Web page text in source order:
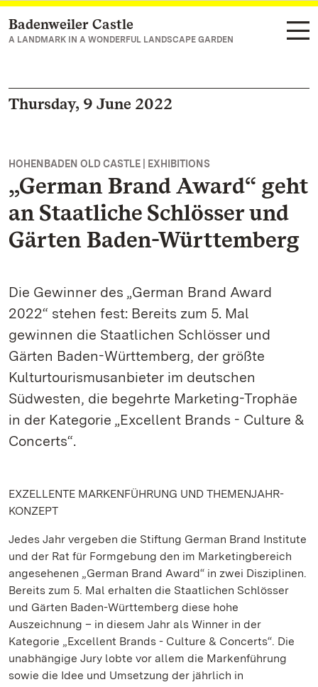
Navigate to main page
Badenweiler Castle
A LANDMARK IN A WONDERFUL LANDSCAPE GARDEN
Thursday, 9 June 2022
HOHENBADEN OLD CASTLE | EXHIBITIONS
„German Brand Award“ geht
an Staatliche Schlösser und
Gärten Baden-Württemberg
Die Gewinner des „German Brand Award
2022“ stehen fest: Bereits zum 5. Mal
gewinnen die Staatlichen Schlösser und
Gärten Baden-Württemberg, der größte
Kulturtourismusanbieter im deutschen
Südwesten, die begehrte Marketing-Trophäe
in der Kategorie „Excellent Brands - Culture &
Concerts“.
EXZELLENTE MARKENFÜHRUNG UND THEMENJAHR-
KONZEPT
Jedes Jahr vergeben die Stiftung German Brand Institute
und der Rat für Formgebung den im Marketingbereich
angesehenen „German Brand Award“ in zwei Disziplinen.
Bereits zum 5. Mal erhalten die Staatlichen Schlösser
und Gärten Baden-Württemberg diese hohe
Auszeichnung – in diesem Jahr als Winner in der
Kategorie „Excellent Brands - Culture & Concerts“. Die
unabhängige Jury lobte vor allem die Markenführung
sowie die Idee und Umsetzung der jährlich in